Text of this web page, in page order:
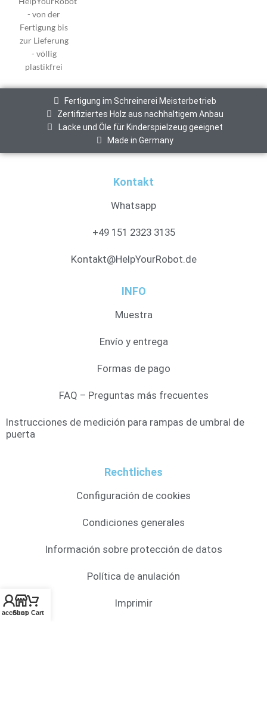
Fertigung im Schreinerei Meisterbetrieb
Zertifiziertes Holz aus nachhaltigem Anbau
Lacke und Öle für Kinderspielzeug geeignet
Made in Germany
Kontakt
Whatsapp
+49 151 2323 3135
Kontakt@HelpYourRobot.de
INFO
Muestra
Envío y entrega
Formas de pago
FAQ – Preguntas más frecuentes
Instrucciones de medición para rampas de umbral de
puerta
Rechtliches
Configuración de cookies
Condiciones generales
Información sobre protección de datos
Política de anulación
Imprimir
account
Shop Cart